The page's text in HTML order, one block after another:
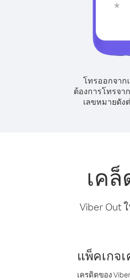
โทรออกจาก
ต้องการโทรจา
เลขหมายดัง
เค
Viber Out
แพ็คเกจ
เครดิตของ